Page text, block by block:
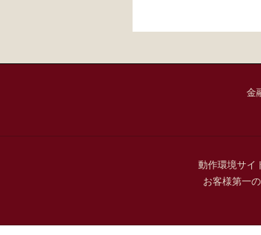
金
動作環境サイ
お客様第一